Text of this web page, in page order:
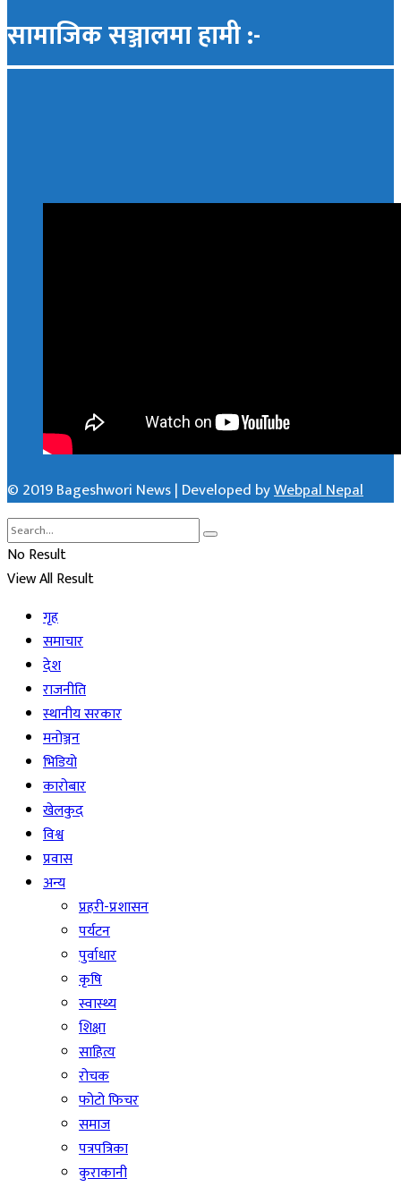
सामाजिक सञ्जालमा हामी :-
© 2019 Bageshwori News | Developed byWebpal Nepal
No Result
View All Result
गृह
समाचार
देश
राजनीति
स्थानीय सरकार
मनोञ्जन
भिडियो
कारोबार
खेलकुद
विश्व
प्रवास
अन्य
प्रहरी-प्रशासन
पर्यटन
पुर्वाधार
कृषि
स्वास्थ्य
शिक्षा
साहित्य
रोचक
फोटो फिचर
समाज
पत्रपत्रिका
कुराकानी